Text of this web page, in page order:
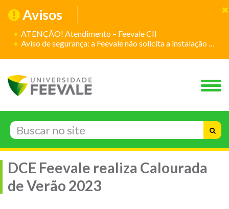
Avisos
ATENÇÃO! Atendimento – Feevale CII
Aviso de segurança: a Feevale não solicita a instalação de aplicativos
DCE Feevale realiza Calourada
de Verão 2023